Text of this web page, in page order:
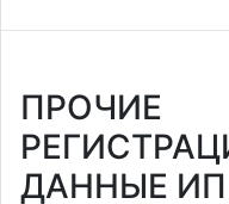
ПРОЧИЕ
ДАННЫЕ